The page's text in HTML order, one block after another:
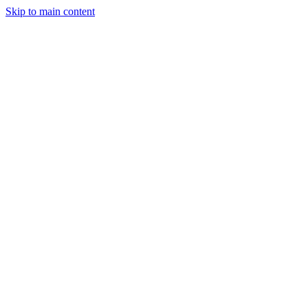
Skip to main content